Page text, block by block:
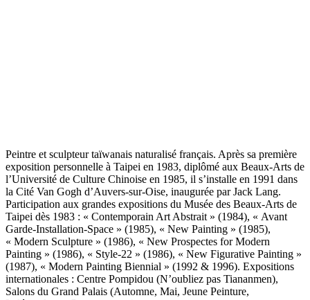
Peintre et sculpteur taïwanais naturalisé français. Après sa première
exposition personnelle à Taipei en 1983, diplômé aux Beaux-Arts de
l’Université de Culture Chinoise en 1985, il s’installe en 1991 dans
la Cité Van Gogh d’Auvers-sur-Oise, inaugurée par Jack Lang.
Participation aux grandes expositions du Musée des Beaux-Arts de
Taipei dès 1983 : « Contemporain Art Abstrait » (1984), « Avant
Garde-Installation-Space » (1985), « New Painting » (1985),
« Modern Sculpture » (1986), « New Prospectes for Modern
Painting » (1986), « Style-22 » (1986), « New Figurative Painting »
(1987), « Modern Painting Biennial » (1992 & 1996). Expositions
internationales : Centre Pompidou (N’oubliez pas Tiananmen),
Salons du Grand Palais (Automne, Mai, Jeune Peinture,